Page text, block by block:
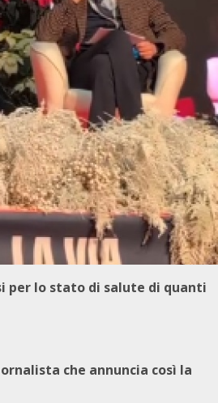
per lo stato di salute di quanti
che annuncia così la